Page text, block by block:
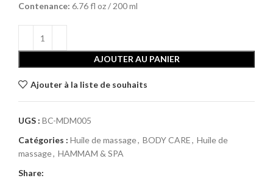
Contenance: 6.76 fl oz / 200 ml
AJOUTER AU PANIER
Ajouter à la liste de souhaits
UGS : BC-MDM005
Catégories : Huile de massage, BODY CARE, Huile de
massage, HAMMAM & SPA
Share: